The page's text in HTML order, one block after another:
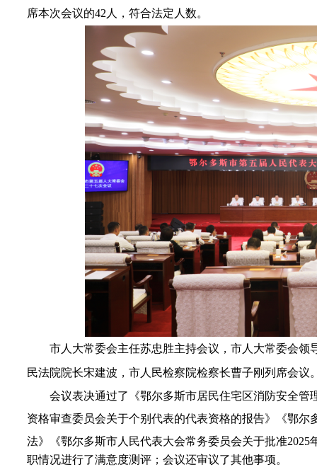
席本次会议的42人，符合法定人数。
市人大常委会主任苏忠胜主持会议，市人大常委会
民法院院长宋建波，市人民检察院检察长曹子刚列席会议
会议表决通过了《鄂尔多斯市居民住宅区消防安全管
资格审查委员会关于个别代表的代表资格的报告》《鄂
法》《鄂尔多斯市人民代表大会常务委员会关于批准
职情况进行了满意度测评；会议还审议了其他事项。